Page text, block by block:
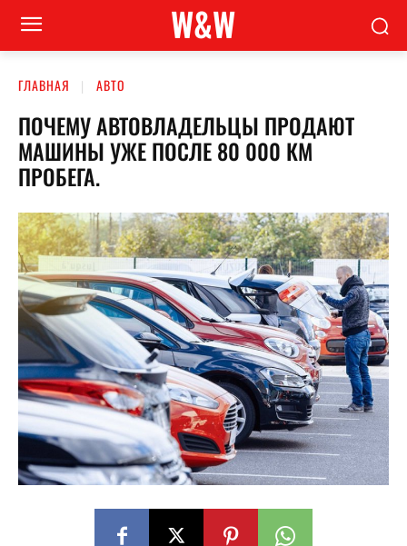
W&W
ГЛАВНАЯ АВТО
ПОЧЕМУ АВТОВЛАДЕЛЬЦЫ ПРОДАЮТ
МАШИНЫ УЖЕ ПОСЛЕ 80 000 КМ
ПРОБЕГА.